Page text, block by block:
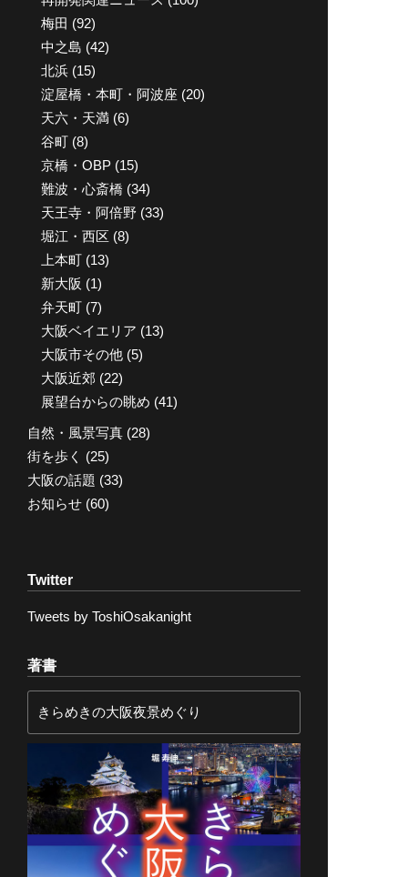
梅田 (92)
中之島 (42)
北浜 (15)
淀屋橋・本町・阿波座 (20)
天六・天満 (6)
谷町 (8)
京橋・OBP (15)
難波・心斎橋 (34)
天王寺・阿倍野 (33)
堀江・西区 (8)
上本町 (13)
新大阪 (1)
弁天町 (7)
大阪ベイエリア (13)
大阪市その他 (5)
大阪近郊 (22)
展望台からの眺め (41)
自然・風景写真 (28)
街を歩く (25)
大阪の話題 (33)
お知らせ (60)
Twitter
Tweets by ToshiOsakanight
著書
きらめきの大阪夜景めぐり